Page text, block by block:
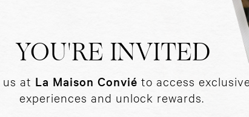
deYOU'RE INVITED
at La Maison Convié to access
experiences and unlock rewards.